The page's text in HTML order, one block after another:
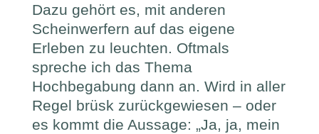
Dazu gehört es, mit anderen
Scheinwerfern auf das eigene
Erleben zu leuchten. Oftmals
spreche ich das Thema
Hochbegabung dann an. Wird in aller
Regel brüsk zurückgewiesen – oder
es kommt die Aussage: „Ja, ja, mein